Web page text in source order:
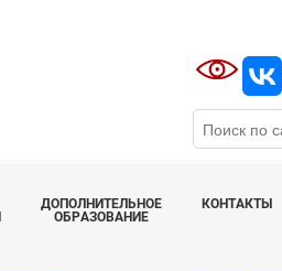
ДОПОЛНИТЕЛЬНОЕ
ОБРАЗОВАНИЕ
КОНТАКТЫ